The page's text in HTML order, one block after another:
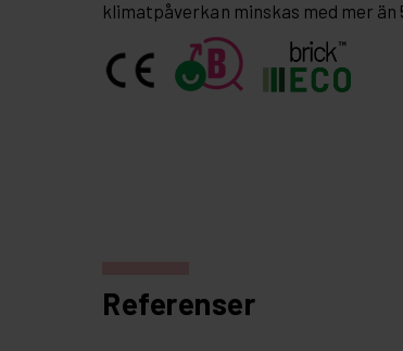
klimatpåverkan minskas med mer än
Referenser